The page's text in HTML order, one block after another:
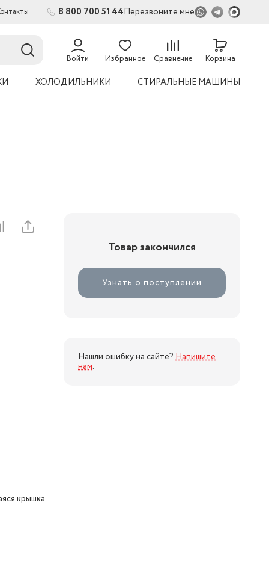
8 800 700 51 44Перезвоните мне
Войти Избранное Сравнение Корзина
ХОЛОДИЛЬНИКИ СТИРАЛЬНЫЕ МАШИНЫ
крышка
Товар закончился
Узнать о поступлении
Нашли ошибку на сайте? Напишите
нам.